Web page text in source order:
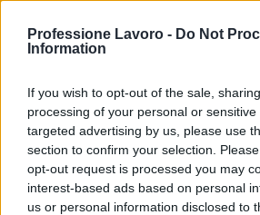
Professione Lavoro - Do Not
Information
If you wish to opt-out of the sale,
processing of your personal or
targeted advertising by us, please use
section to confirm your selection.
opt-out request is processed you may
interest-based ads based on personal
us or personal information disclosed to
Multe ai genitori per i colloqui
Bolzano
Paolo Mariani · 4 Ago 2026